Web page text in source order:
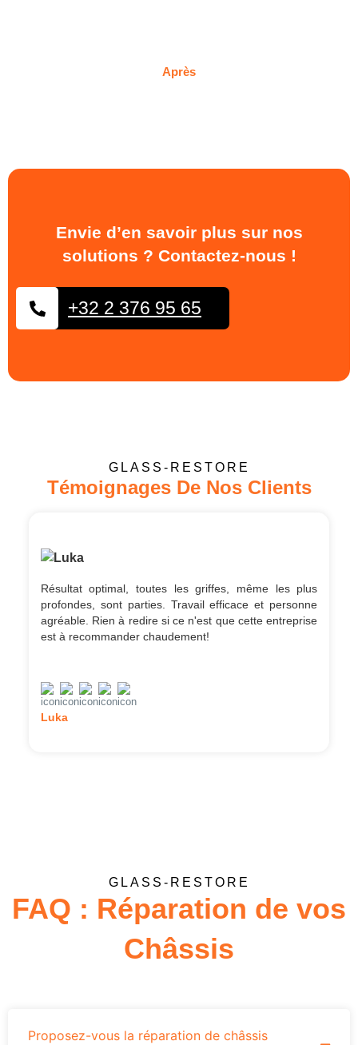
Après
Envie d’en savoir plus sur nos
solutions ? Contactez-nous !
+32 2 376 95 65
GLASS-RESTORE
Témoignages De Nos Clients
Luka
Résultat optimal, toutes les griffes, même les plus
profondes, sont parties. Travail efficace et personne
agréable. Rien à redire si ce n'est que cette entreprise
est à recommander chaudement!
GLASS-RESTORE
FAQ : Réparation de vos
Châssis
Proposez-vous la réparation de châssis